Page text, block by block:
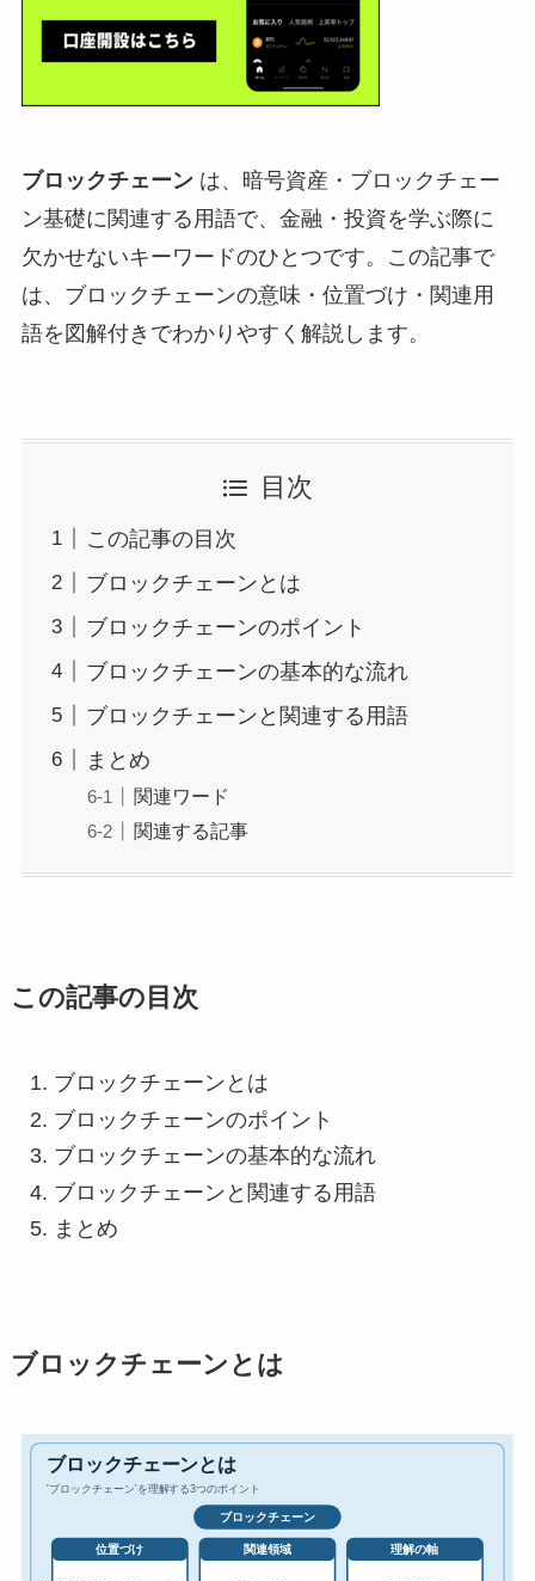
ブロックチェーンは、暗号資産・ブロックチェー
ン基礎に関連する用語で、金融・投資を学ぶ際に
欠かせないキーワードのひとつです。この記事で
は、ブロックチェーンの意味・位置づけ・関連用
語を図解付きでわかりやすく解説します。
目次
この記事の目次
ブロックチェーンとは
ブロックチェーンのポイント
ブロックチェーンの基本的な流れ
ブロックチェーンと関連する用語
まとめ
関連ワード
関連する記事
この記事の目次
ブロックチェーンとは
ブロックチェーンのポイント
ブロックチェーンの基本的な流れ
ブロックチェーンと関連する用語
まとめ
ブロックチェーンとは